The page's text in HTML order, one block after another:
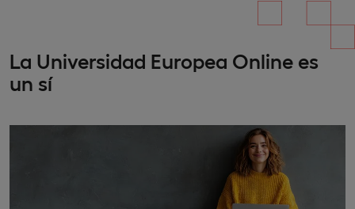
La Universidad Europea Online es
un sí